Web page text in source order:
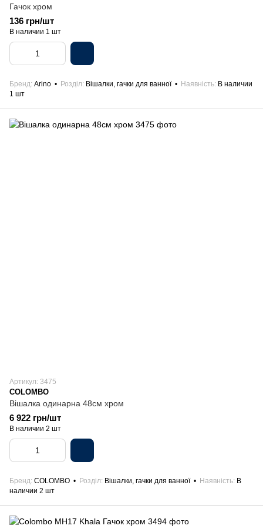
Гачок хром
136 грн/шт
В наличии 1 шт
Бренд Arino Розділ Вішалки, гачки для ванної Наявність В наличии
1 шт
Артикул: 3475
COLOMBO
Вішалка одинарна 48см хром
6 922 грн/шт
В наличии 2 шт
Бренд COLOMBO Розділ Вішалки, гачки для ванної Наявність В
наличии 2 шт